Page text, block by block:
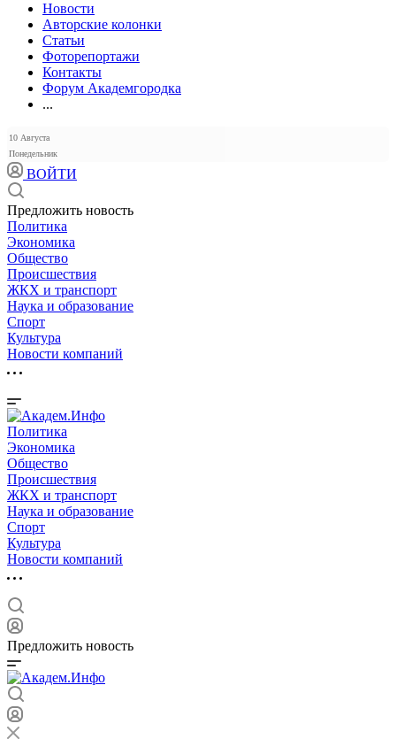
Новости
Авторские колонки
Статьи
Фоторепортажи
Контакты
Форум Академгородка
...
10 Августа
Понедельник
ВОЙТИ
Предложить новость
Политика
Экономика
Общество
Происшествия
ЖКХ и транспорт
Наука и образование
Спорт
Культура
Новости компаний
Политика
Экономика
Общество
Происшествия
ЖКХ и транспорт
Наука и образование
Спорт
Культура
Новости компаний
Предложить новость